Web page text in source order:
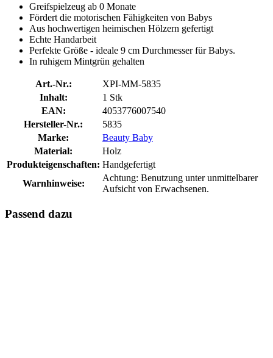
Greifspielzeug ab 0 Monate
Fördert die motorischen Fähigkeiten von Babys
Aus hochwertigen heimischen Hölzern gefertigt
Echte Handarbeit
Perfekte Größe - ideale 9 cm Durchmesser für Babys.
In ruhigem Mintgrün gehalten
Art.-Nr.:
XPI-MM-5835
Inhalt:
1 Stk
EAN:
4053776007540
Hersteller-Nr.:
5835
Marke:
Beauty Baby
Material:
Holz
Produkteigenschaften: Handgefertigt
Warnhinweise:
Achtung: Benutzung unter unmittelbarer
Aufsicht von Erwachsenen.
Passend dazu